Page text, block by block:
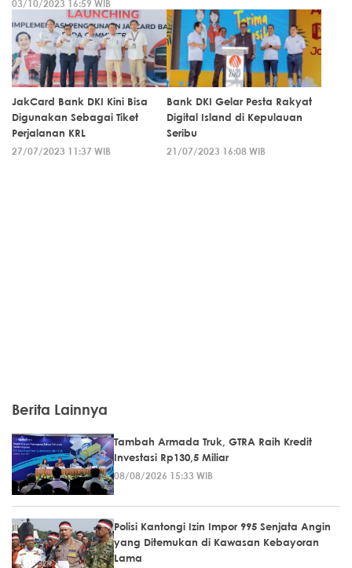
03/10/2023 16:59 WIB
JakCard Bank DKI Kini Bisa
Digunakan Sebagai Tiket
Perjalanan KRL
27/07/2023 11:37 WIB
Bank DKI Gelar Pesta Rakyat
Digital Island di Kepulauan
Seribu
21/07/2023 16:08 WIB
Berita Lainnya
Tambah Armada Truk, GTRA Raih Kredit
Investasi Rp130,5 Miliar
08/08/2026 15:33 WIB
Polisi Kantongi Izin Impor 995 Senjata Angin
yang Ditemukan di Kawasan Kebayoran
Lama